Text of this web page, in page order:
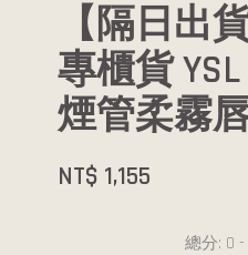
【隔日出
專櫃貨
煙管柔霧
NT$ 1,155
總分: 0 -